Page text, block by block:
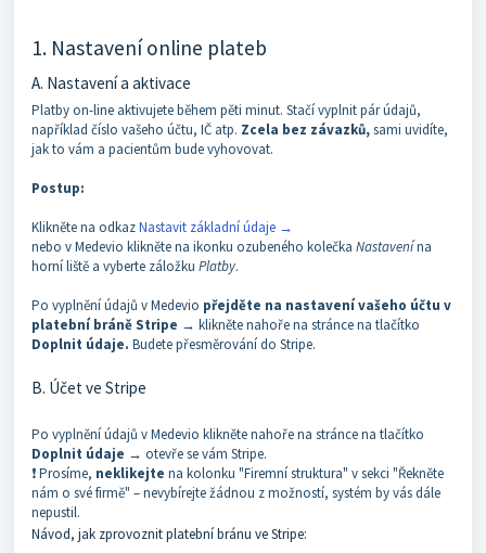
1. Nastavení online plateb
A. Nastavení a aktivace
Platby on-line aktivujete během pěti minut. Stačí vyplnit pár údajů,
například číslo vašeho účtu, IČ atp. Zcela bez závazků,sami uvidíte,
jak to vám a pacientům bude vyhovovat.
Postup:
Klikněte na odkazNastavit základní údaje →
nebo v Medevio klikněte na ikonku ozubeného kolečka Nastavenína
horní liště a vyberte záložku Platby.
Po vyplnění údajů v Medevio přejděte na nastavení vašeho účtu v
platební bráně Stripe → klikněte nahoře na stránce na tlačítko
Doplnit údaje. Budete přesměrování do Stripe.
B. Účet ve Stripe
Po vyplnění údajů v Medevio klikněte nahoře na stránce na tlačítko
Doplnit údaje → otevře se vám Stripe.
❗ Prosíme, neklikejte na kolonku "Firemní struktura" v sekci "Řekněte
nám o své firmě" – nevybírejte žádnou z možností, systém by vás dále
nepustil.
Návod, jak zprovoznit platební bránu ve Stripe: